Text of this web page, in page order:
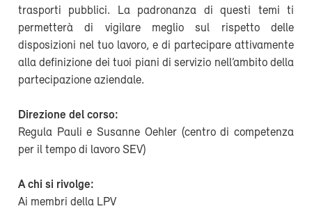
trasporti pubblici. La padronanza di questi temi ti
permetterà di vigilare meglio sul rispetto delle
disposizioni nel tuo lavoro, e di partecipare attivamente
alla definizione dei tuoi piani di servizio nell’ambito della
partecipazione aziendale.
Direzione del corso:
Regula Pauli e Susanne Oehler (centro di competenza
per il tempo di lavoro SEV)
A chi si rivolge:
Ai membri della LPV